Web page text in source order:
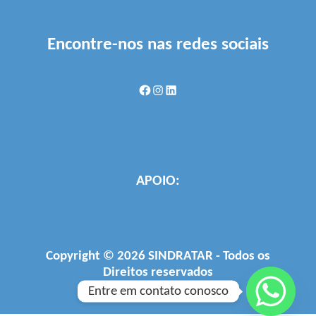
Encontre-nos nas redes sociais
Facebook
Instagram
LinkedIn
APOIO:
Copyright © 2026 SINDRATAR - Todos os
Direitos reservados
Desenvolvido porFirjan
Entre em contato conosco